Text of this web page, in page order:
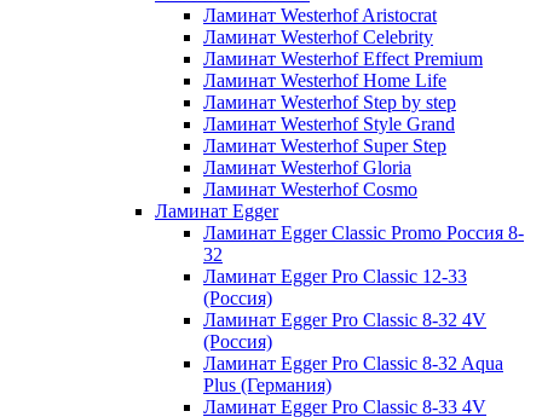
Ламинат Westerhof Aristocrat
Ламинат Westerhof Celebrity
Ламинат Westerhof Effect Premium
Ламинат Westerhof Home Life
Ламинат Westerhof Step by step
Ламинат Westerhof Style Grand
Ламинат Westerhof Super Step
Ламинат Westerhof Gloria
Ламинат Westerhof Cosmo
Ламинат Egger
Ламинат Egger Classic Promo Россия 8-
32
Ламинат Egger Pro Classic 12-33
(Россия)
Ламинат Egger Pro Classic 8-32 4V
(Россия)
Ламинат Egger Pro Classic 8-32 Aqua
Plus (Германия)
Ламинат Egger Pro Classic 8-33 4V